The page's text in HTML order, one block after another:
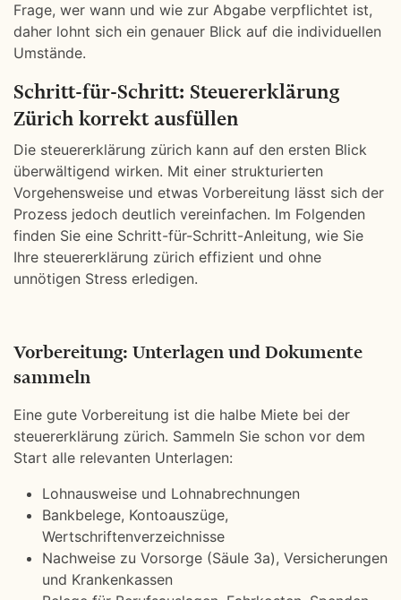
Frage, wer wann und wie zur Abgabe verpflichtet ist,
daher lohnt sich ein genauer Blick auf die individuellen
Umstände.
Schritt-für-Schritt: Steuererklärung
Zürich korrekt ausfüllen
Die steuererklärung zürich kann auf den ersten Blick
überwältigend wirken. Mit einer strukturierten
Vorgehensweise und etwas Vorbereitung lässt sich der
Prozess jedoch deutlich vereinfachen. Im Folgenden
finden Sie eine Schritt-für-Schritt-Anleitung, wie Sie
Ihre steuererklärung zürich effizient und ohne
unnötigen Stress erledigen.
Vorbereitung: Unterlagen und Dokumente
sammeln
Eine gute Vorbereitung ist die halbe Miete bei der
steuererklärung zürich. Sammeln Sie schon vor dem
Start alle relevanten Unterlagen:
Lohnausweise und Lohnabrechnungen
Bankbelege, Kontoauszüge,
Wertschriftenverzeichnisse
Nachweise zu Vorsorge (Säule 3a), Versicherungen
und Krankenkassen